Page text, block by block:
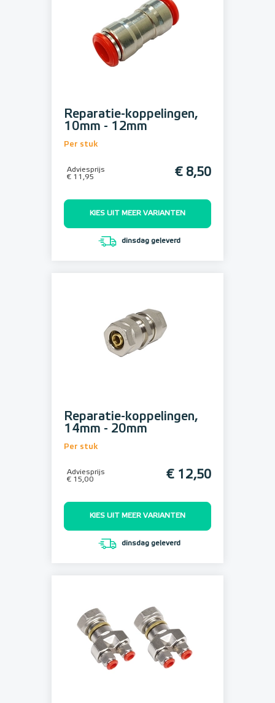
Reparatie-koppelingen,
10mm - 12mm
Per stuk
Adviesprijs
€ 11,95
€ 8,50
KIES UIT MEER VARIANTEN
dinsdag geleverd
Reparatie-koppelingen,
14mm - 20mm
Per stuk
Adviesprijs
€ 15,00
€ 12,50
KIES UIT MEER VARIANTEN
dinsdag geleverd